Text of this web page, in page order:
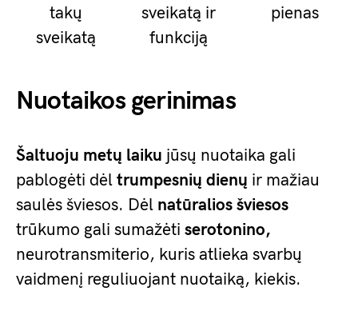
takų
sveikatą
sveikatą ir
funkciją
pienas
Nuotaikos gerinimas
Šaltuoju metų laiku jūsų nuotaika gali
pablogėti dėl trumpesnių dienų ir mažiau
saulės šviesos. Dėl natūralios šviesos
trūkumo gali sumažėti serotonino,
neurotransmiterio, kuris atlieka svarbų
vaidmenį reguliuojant nuotaiką, kiekis.